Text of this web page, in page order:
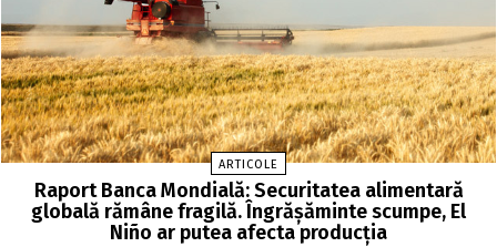
ARTICOLE
Raport Banca Mondială: Securitatea alimentară
globală rămâne fragilă. Îngrășăminte scumpe, El
Niño ar putea afecta producția